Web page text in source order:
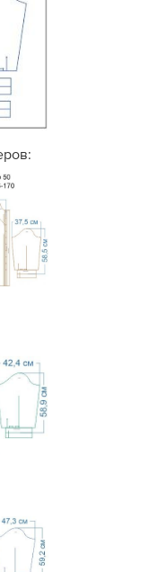
таблицы
а технологию и
базовой